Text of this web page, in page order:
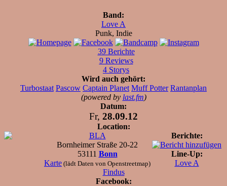
Band:
Love A
Punk, Indie
39 Berichte
9 Reviews
4 Storys
Wird auch gehört:
Turbostaat Pascow Captain Planet Muff Potter Rantanplan
(powered by last.fm)
Datum:
Fr, 28.09.12
Location:
BLA
Bornheimer Straße 20-22
53111 Bonn
Karte (lädt Daten von Openstreetmap)
Berichte:
Line-Up:
Love A
Findus
Facebook: